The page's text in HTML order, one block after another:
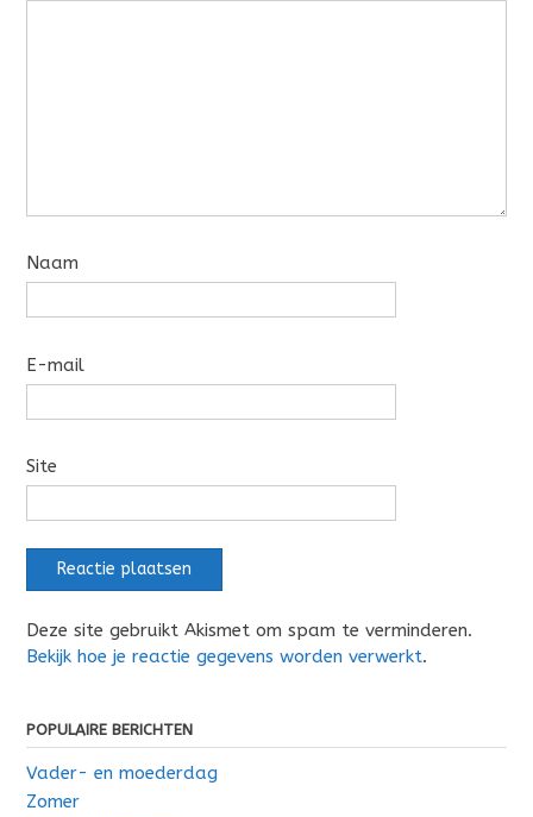
Naam
E-mail
Site
Deze site gebruikt Akismet om spam te verminderen.
Bekijk hoe je reactie gegevens worden verwerkt.
POPULAIRE BERICHTEN
Vader- en moederdag
Zomer